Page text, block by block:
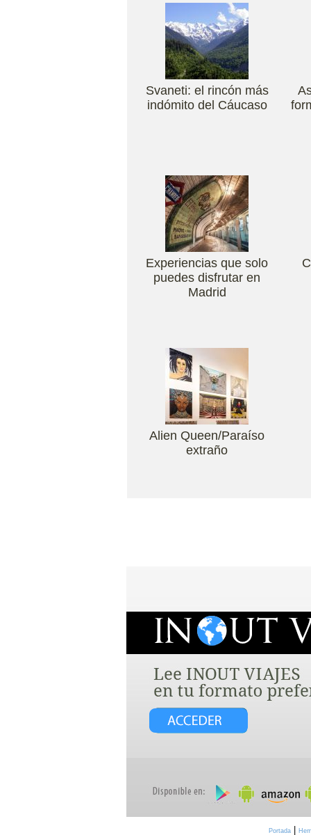
Svaneti: el rincón más
indómito del Cáucaso
Experiencias que solo
puedes disfrutar en
Madrid
Alien Queen/Paraíso
extraño
Portada